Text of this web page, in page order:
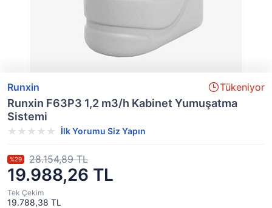
Runxin Tükeniyor
Runxin F63P3 1,2 m3/h Kabinet Yumuşatma
Sistemi
İlk Yorumu Siz Yapın
19.988,26 TL
%29 28.154,89 TL
Tek Çekim
19.788,38 TL